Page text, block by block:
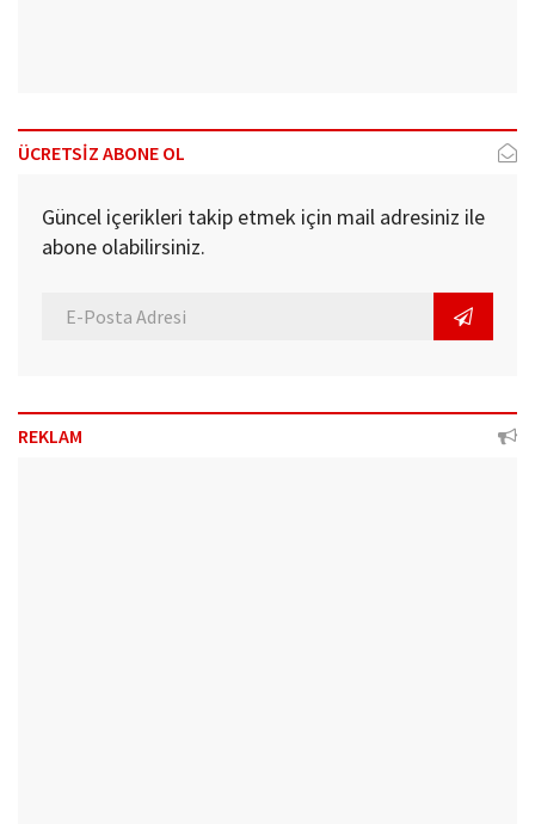
ÜCRETSİZ ABONE OL
Güncel içerikleri takip etmek için mail adresiniz ile
abone olabilirsiniz.
REKLAM